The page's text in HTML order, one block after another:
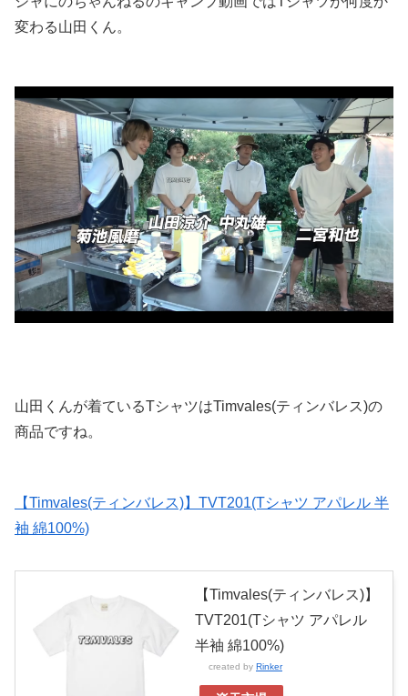
変わる山田くん。
山田くんが着ているTシャツはTimvales(ティンバレス)の
商品ですね。
【Timvales(ティンバレス)】TVT201(Tシャツ アパレル 半
袖 綿100%)
【Timvales(ティンバレス)】
TVT201(Tシャツ アパレル
半袖 綿100%)
created by Rinker